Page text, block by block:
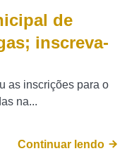
de
inscreva-
as inscrições para o
na...
Continuar lendo